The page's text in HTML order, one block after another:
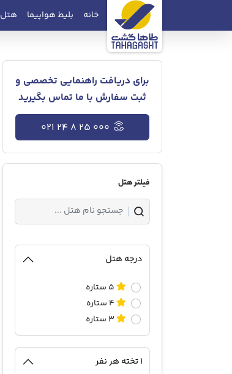
خانه بلیط هواپیما هتل
برای دریافت راهنمایی تخصصی و
ثبت سفارش با ما تماس بگیرید
021 24 8 25 000
فیلتر هتل
درجه هتل
۱ تخته هر نفر